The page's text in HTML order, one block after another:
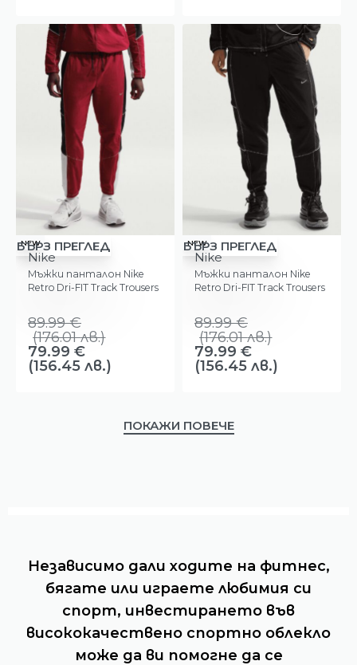
-11%
NEW
БЪРЗ ПРЕГЛЕД
Nike
Мъжки панталон Nike
Retro Dri-FIT Track Trousers
89.99€
(176.01лв.)
79.99 €
(156.45 лв.)
-11%
NEW
БЪРЗ ПРЕГЛЕД
Nike
Мъжки панталон Nike
Retro Dri-FIT Track Trousers
89.99€
(176.01лв.)
79.99 €
(156.45 лв.)
ПОКАЖИ ПОВЕЧЕ
Независимо дали ходите на фитнес,
бягате или играете любимия си
спорт, инвестирането във
висококачествено спортно облекло
може да ви помогне да се